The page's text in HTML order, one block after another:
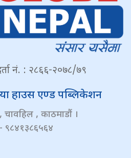
नं. : २८६६-२०७८/७९
हाउस एण्ड पब्लिकेशन
चावहिल , काठमाडौं ।
९८४१३८६५६४